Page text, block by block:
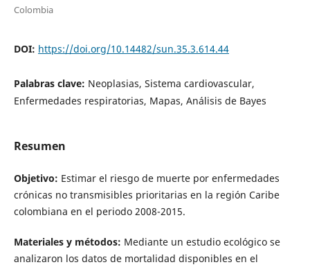
Colombia
DOI: https://doi.org/10.14482/sun.35.3.614.44
Palabras clave: Neoplasias, Sistema cardiovascular,
Enfermedades respiratorias, Mapas, Análisis de Bayes
Resumen
Objetivo: Estimar el riesgo de muerte por enfermedades
crónicas no transmisibles prioritarias en la región Caribe
colombiana en el periodo 2008-2015.
Materiales y métodos: Mediante un estudio ecológico se
analizaron los datos de mortalidad disponibles en el